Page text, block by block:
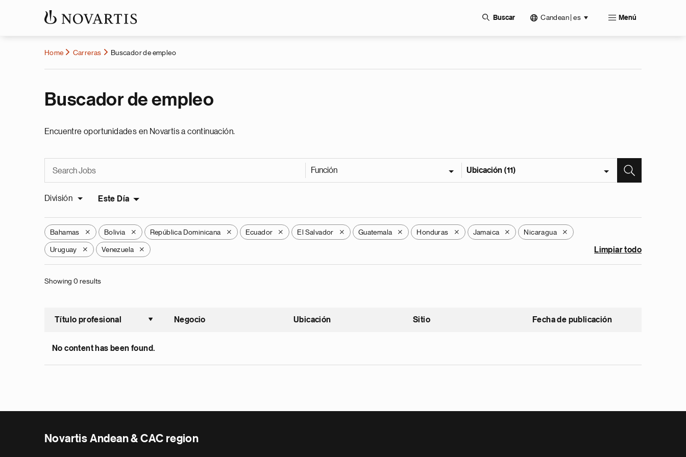
Buscar Candean | es Menú
Home Carreras Buscador de empleo
Buscador de empleo
Encuentre oportunidades en Novartis a continuación.
Función Ubicación (11)
División Este Día
Bahamas X Bolivia X República Dominicana X Ecuador X El Salvador X Guatemala X Honduras X Jamaica X Nicaragua X
Uruguay X Venezuela X Limpiar todo
Showing 0 results
Título profesional
Ordenar ascendente
Negocio Ubicación Sitio Fecha de publicación
No content has been found.
Novartis Andean & CAC region